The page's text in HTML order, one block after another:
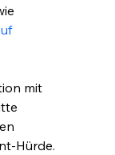
mit
Hürde.